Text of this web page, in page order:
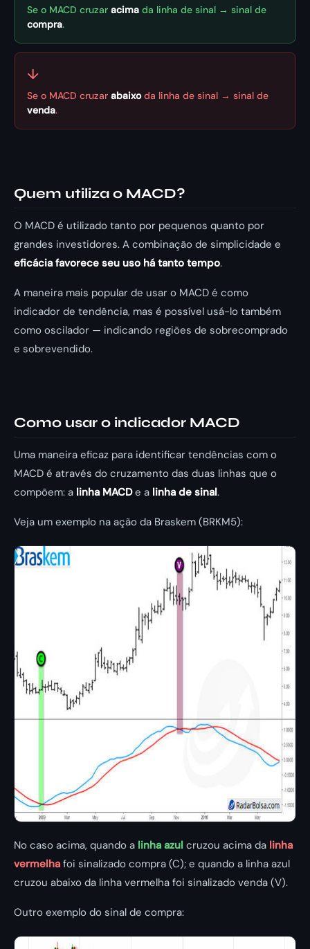
Se o MACD cruzar acima da linha de sinal → sinal de
compra.
↓
Se o MACD cruzar abaixoda linha de sinal → sinal de
venda.
Quem utiliza o MACD?
O MACD é utilizado tanto por pequenos quanto por
grandes investidores. A combinação de simplicidade e
eficácia favorece seu uso há tanto tempo.
A maneira mais popular de usar o MACD é como
indicador de tendência, mas é possível usá-lo também
como oscilador — indicando regiões de sobrecomprado
e sobrevendido.
Como usar o indicador MACD
Uma maneira eficaz para identificar tendências com o
MACD é através do cruzamento das duas linhas que o
compõem: a linha MACDe a linha de sinal.
Veja um exemplo na ação da Braskem (BRKM5):
No caso acima, quando a linha azul cruzou acima da linha
vermelha foi sinalizado compra (C); e quando a linha azul
cruzou abaixo da linha vermelha foi sinalizado venda (V).
Outro exemplo do sinal de compra: